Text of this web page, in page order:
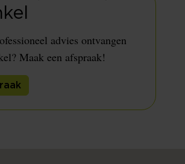
advies ontvangen
Maak een afspraak!